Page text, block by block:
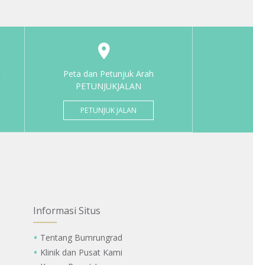
Peta dan Petunjuk Arah
PETUNJUKJALAN
PETUNJUK JALAN
Informasi Situs
Tentang Bumrungrad
Klinik dan Pusat Kami